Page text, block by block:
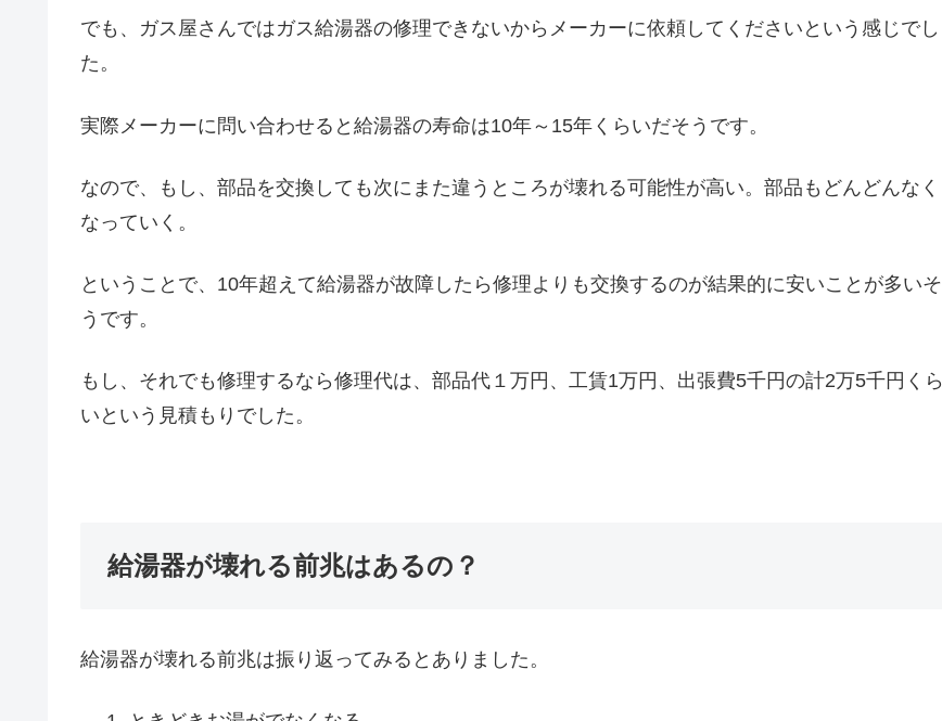
でも、ガス屋さんではガス給湯器の修理できないからメーカーに依頼してくださいという感じでし
た。
実際メーカーに問い合わせると給湯器の寿命は10年～15年くらいだそうです。
なので、もし、部品を交換しても次にまた違うところが壊れる可能性が高い。部品もどんどんなく
なっていく。
ということで、10年超えて給湯器が故障したら修理よりも交換するのが結果的に安いことが多いそ
うです。
もし、それでも修理するなら修理代は、部品代１万円、工賃1万円、出張費5千円の計2万5千円くら
いという見積もりでした。
給湯器が壊れる前兆はあるの？
給湯器が壊れる前兆は振り返ってみるとありました。